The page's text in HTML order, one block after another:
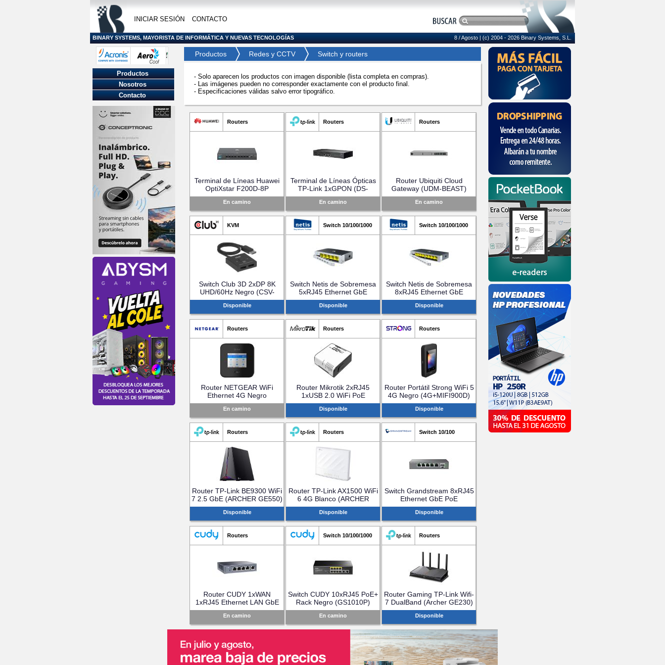
INICIAR SESIÓN CONTACTO
BINARY SYSTEMS, MAYORISTA DE INFORMÁTICA Y NUEVAS TECNOLOGÍAS 8 / Agosto | (c) 2004 - 2026 Binary Systems, S.L.
Productos Redes y CCTV Switch y routers
- Solo aparecen los productos con imagen disponible (lista completa en compras).
- Las imágenes pueden no corresponder exactamente con el producto final.
- Especificaciones válidas salvo error tipográfico.
Routers
Terminal de Líneas Huawei
OptiXstar F200D-8P
(02233UWQ)
En camino
Routers
Terminal de Líneas Ópticas
TP-Link 1xGPON (DS-
P7001-01)
En camino
Routers
Router Ubiquiti Cloud
Gateway (UDM-BEAST)
En camino
KVM
Switch Club 3D 2xDP 8K
UHD/60Hz Negro (CSV-
1009)
Disponible
Switch 10/100/1000
Switch Netis de Sobremesa
5xRJ45 Ethernet GbE
(ST105GD)
Disponible
Switch 10/100/1000
Switch Netis de Sobremesa
8xRJ45 Ethernet GbE
(ST108GD)
Disponible
Routers
Router NETGEAR WiFi
Ethernet 4G Negro
(MR7450-100EUS)
En camino
Routers
Router Mikrotik 2xRJ45
1xUSB 2.0 WiFi PoE
(rbmap2nd)
Disponible
Routers
Router Portátil Strong WiFi 5
4G Negro (4G+MIFI900D)
Disponible
Routers
Router TP-Link BE9300 WiFi
7 2.5 GbE (ARCHER GE550)
Disponible
Routers
Router TP-Link AX1500 WiFi
6 4G Blanco (ARCHER
MX700)
Disponible
Switch 10/100
Switch Grandstream 8xRJ45
Ethernet GbE PoE
(GWN7701P)
Disponible
Routers
Router CUDY 1xWAN
1xRJ45 Ethernet LAN GbE
Gris (R700)
En camino
Switch 10/100/1000
Switch CUDY 10xRJ45 PoE+
Rack Negro (GS1010P)
En camino
Routers
Router Gaming TP-Link Wifi-
7 DualBand (Archer GE230)
Disponible
Productos
Nosotros
Contacto